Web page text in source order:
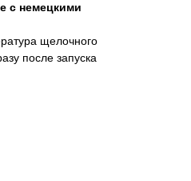
с немецкими
щелочного
после запуска